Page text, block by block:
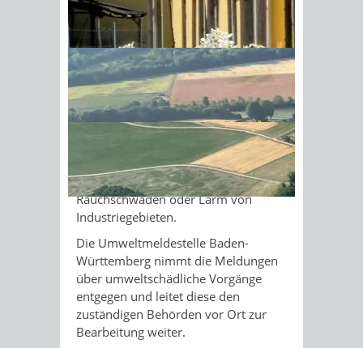
Sonnenschein am Morgen im
Ahornwald
Umweltbeeinträchtigungen melden
können.
Dazu gehören Abfallablagerungen in
größerem Umfang,
Bauschuttablagerungen, Zerstörung
von Biotopen, Eingriffe in Natur- und
Landschaftsschutzgebiete,
Gewässerverunreinigung, Ausbringung
von Gülle im Gewässerrandstreifen,
Rauchschwaden oder Lärm von
Industriegebieten.
Die Umweltmeldestelle Baden-
Württemberg nimmt die Meldungen
über umweltschädliche Vorgänge
entgegen und leitet diese den
zuständigen Behörden vor Ort zur
Bearbeitung weiter.